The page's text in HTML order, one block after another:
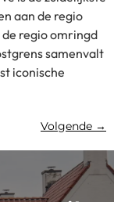
aan de regio
regio omringd
samenvalt
iconische
Volgende →